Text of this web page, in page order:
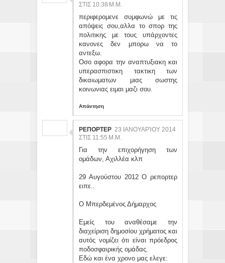
ΣΤΙΣ 10:38 Μ.Μ.
περιφερομενε συμφωνώ με τις
απόψεις σου,αλλα το σπορ της
πολιτικης με τους υπάρχοντες
κανονες δεν μπορω να το
αντεξω.
Οσο αφορα την αναπτυξιακη και
υπερασπιστικη τακτικη των
δικαιωματων μιας σωστης
κοινωνιας ειμαι μαζι σου.
Απάντηση
ΡΕΠΟΡΤΕΡ 23 ΙΑΝΟΥΑΡΊΟΥ 2014
ΣΤΙΣ 11:55 Μ.Μ.
Για την επιχορήγηση των
ομάδων, Αχιλλέα κλπ
29 Αυγούστου 2012 Ο ρεπορτερ
ειπε..
Ο Μπερδεμένος Δήμαρχος
Εμείς του αναθέσαμε την
διαχείριση δημοσίου χρήματος και
αυτός νομίζει ότι είναι πρόεδρος
ποδοσφαιρικής ομάδας.
Εδώ και ένα χρονο μας ελεγε: